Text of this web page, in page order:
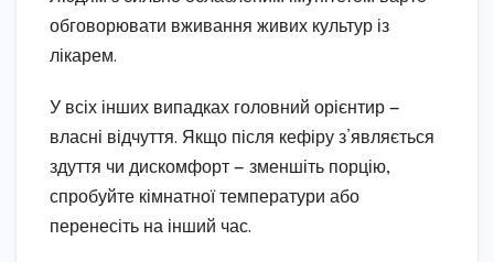
обговорювати вживання живих культур із
лікарем.
У всіх інших випадках головний орієнтир —
власні відчуття. Якщо після кефіру з’являється
здуття чи дискомфорт — зменшіть порцію,
спробуйте кімнатної температури або
перенесіть на інший час.